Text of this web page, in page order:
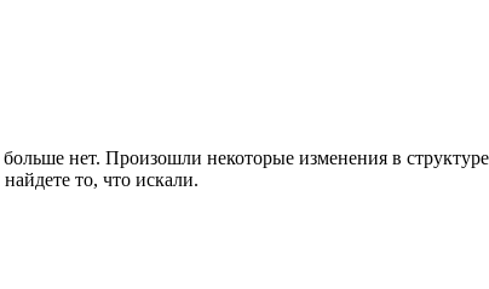
нет. Произошли некоторые изменения в
то, что искали.